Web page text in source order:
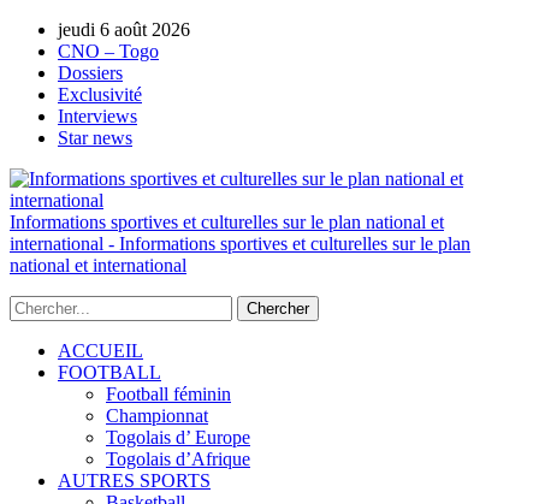
jeudi 6 août 2026
CNO – Togo
Dossiers
Exclusivité
Interviews
Star news
Informations sportives et culturelles sur le plan national et
international - Informations sportives et culturelles sur le plan
national et international
ACCUEIL
FOOTBALL
Football féminin
Championnat
Togolais d’ Europe
Togolais d’Afrique
AUTRES SPORTS
AUTORISATION DE LA HAAC N°0134/